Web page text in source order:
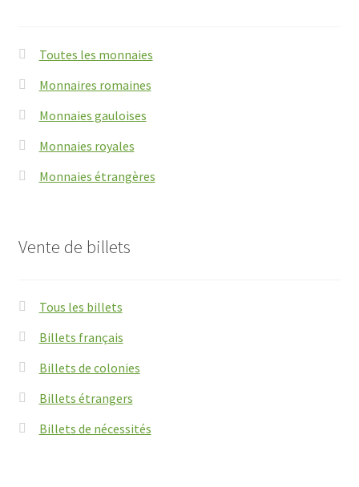
Toutes les monnaies
Monnaires romaines
Monnaies gauloises
Monnaies royales
Monnaies étrangères
Vente de billets
Tous les billets
Billets français
Billets de colonies
Billets étrangers
Billets de nécessités